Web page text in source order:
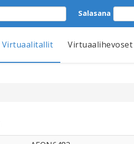
Salasana
Virtuaalitallit Virtuaalihevoset